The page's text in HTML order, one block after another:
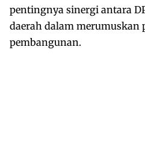
pentingnya sinergi antara
daerah dalam merumuskan
pembangunan.